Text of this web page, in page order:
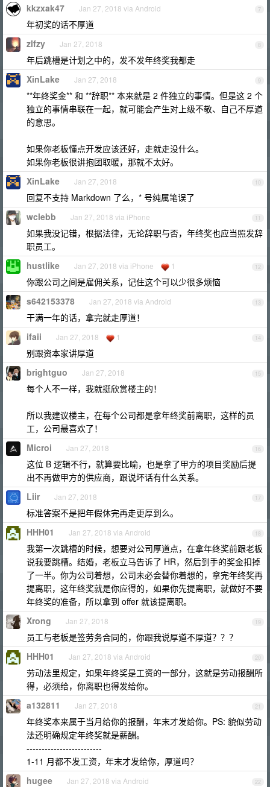
7
kkzxak47 Jan 27, 2018 via Android
年初奖的话不厚道
8
zlfzy Jan 27, 2018
年后跳槽是计划之中的，发不发年终奖我都走
9
XinLake Jan 27, 2018
**年终奖金** 和 **辞职** 本来就是 2 件独立的事情。但是这 2 个
独立的事情串联在一起，就可能会产生对上级不敬、自己不厚道
的意思。
如果你老板懂点开发应该还好，走就走没什么。
如果你老板很讲抱团取暖，那就不太好。
10
XinLake Jan 27, 2018
回复不支持 Markdown 了么，* 号纯属笔误了
11
wclebb Jan 27, 2018 via iPhone
如果我没记错，根据法律，无论辞职与否，年终奖也应当照发辞
职员工。
12
hustlike Jan 27, 2018 via iPhone 1
你跟公司之间是雇佣关系，记住这个可以少很多烦恼
13
s642153378 Jan 27, 2018 via Android
干满一年的话，拿完就走厚道！
14
ifaii Jan 27, 2018 1
别跟资本家讲厚道
15
brightguo Jan 27, 2018
每个人不一样，我就挺欣赏楼主的！
所以我建议楼主，在每个公司都是拿年终奖前离职，这样的员
工，公司最喜欢了！
16
Microi Jan 27, 2018
这位 B 逻辑不行，就算要比喻，也是拿了甲方的项目奖励后提
出不再做甲方的供应商，跟说坏话有什么关系。
17
Liir Jan 27, 2018
标准答案不是把年假休完再走更厚到么。
18
HHH01 Jan 27, 2018 via Android
我第一次跳槽的时候，想要对公司厚道点，在拿年终奖前跟老板
说我要跳槽。结婚，老板立马告诉了 HR，然后到手的奖金扣掉
了一半。你为公司着想，公司未必会替你着想的，拿完年终奖再
提离职，这年终奖就是你应得的，如果你先提离职，就做好不要
年终奖的准备，所以拿到 offer 就该提离职。
19
Xrong Jan 27, 2018
员工与老板是签劳务合同的，你跟我说厚道不厚道？？？
20
HHH01 Jan 27, 2018 via Android
劳动法里规定，如果年终奖是工资的一部分，这就是劳动报酬所
得，必须给，你离职也得发给你。
21
a132811 Jan 27, 2018
年终奖本来属于当月给你的报酬，年末才发给你。PS: 貌似劳动
法还明确规定年终奖就是薪酬。
-------------------------
1-11 月都不发工资，年末才发给你，厚道吗？
22
hugee Jan 27, 2018 via Android